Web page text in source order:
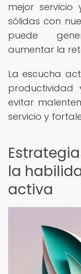
mejor servicio
sólidas con
puede
aumentar la
La escucha
evitar
servicio y
la
activa